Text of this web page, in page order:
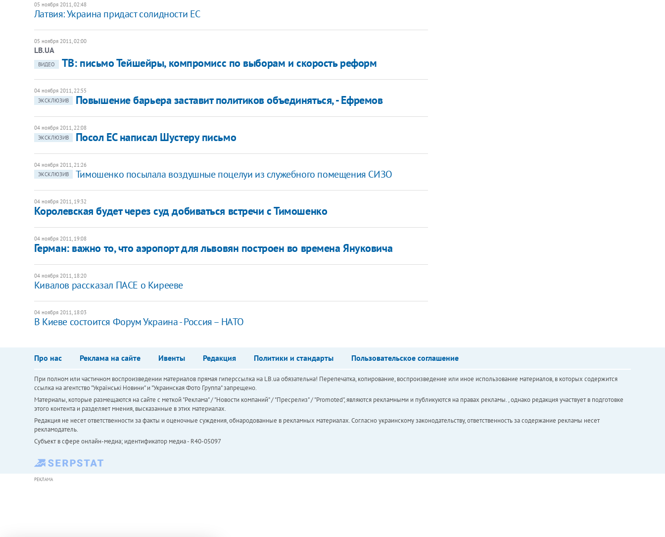
05 ноября 2011, 02:48
​Латвия: Украина придаст солидности ЕС
05 ноября 2011, 02:00
LB.UA
ВИДЕО ТВ: письмо Тейшейры, компромисс по выборам и скорость реформ
04 ноября 2011, 22:55
ЭКСКЛЮЗИВ
Повышение барьера заставит политиков объединяться, - Ефремов
04 ноября 2011, 22:08
ЭКСКЛЮЗИВ
Посол ЕС написал Шустеру письмо
04 ноября 2011, 21:26
ЭКСКЛЮЗИВ
Тимошенко посылала воздушные поцелуи из служебного помещения СИЗО
04 ноября 2011, 19:32
Королевская будет через суд добиваться встречи с Тимошенко
04 ноября 2011, 19:08
​Герман: важно то, что аэропорт для львовян построен во времена Януковича
04 ноября 2011, 18:20
​Кивалов рассказал ПАСЕ о Кирееве
04 ноября 2011, 18:03
В Киеве состоится Форум Украина - Россия – НАТО
Про нас Реклама на сайте Ивенты Редакция Политики и стандарты Пользовательское соглашение
При полном или частичном воспроизведении материалов прямая гиперссылка на LB.ua обязательна! Перепечатка, копирование, воспроизведение или иное использование материалов, в которых содержится
ссылка на агентство "Українськi Новини" и "Украинская Фото Группа" запрещено.
Материалы, которые размещаются на сайте с меткой "Реклама" / "Новости компаний" / "Пресрелиз" / "Promoted", являются рекламными и публикуются на правах рекламы. , однако редакция участвует в подготовке
этого контента и разделяет мнения, высказанные в этих материалах.
Редакция не несет ответственности за факты и оценочные суждения, обнародованные в рекламных материалах. Согласно украинскому законодательству, ответственность за содержание рекламы несет
рекламодатель.
Субъект в сфере онлайн-медиа; идентификатор медиа - R40-05097
РЕКЛАМА